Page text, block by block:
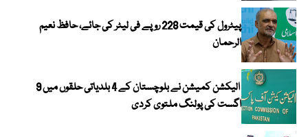
پیٹرول کی قیمت 228 روپے فی لیٹر کی جائے، حافظ نعیم
الرحمان
الیکشن کمیشن نے بلوچستان کے 4 بلدیاتی حلقوں میں 9
اگست کی پولنگ ملتوی کردی